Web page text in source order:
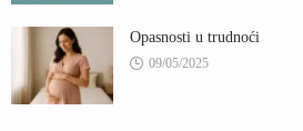
Opasnosti u trudnoći
09/05/2025